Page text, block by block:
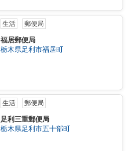
生活 郵便局
福居郵便局
栃木県足利市福居町
生活 郵便局
足利三重郵便局
栃木県足利市五十部町